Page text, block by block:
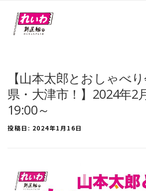
【山本太郎とおしゃべ
県・大津市！】2024年2
19:00～
投稿日: 2024年1月16日